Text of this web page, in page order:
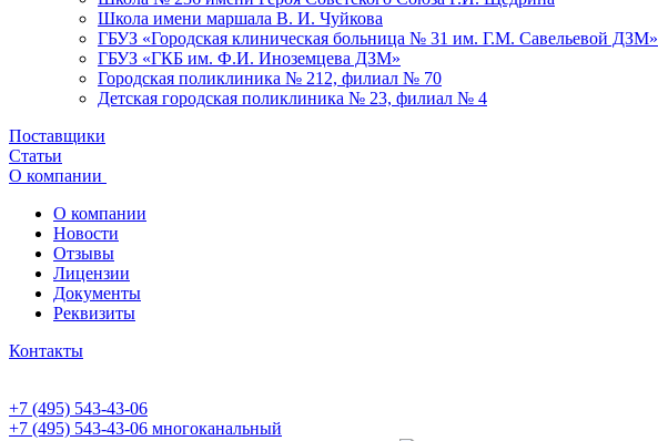
Школа имени маршала В. И. Чуйкова
ГБУЗ «Городская клиническая больница № 31 им. Г.М. Савельевой ДЗМ»
ГБУЗ «ГКБ им. Ф.И. Иноземцева ДЗМ»
Городская поликлиника № 212, филиал № 70
Детская городская поликлиника № 23, филиал № 4
Поставщики
Статьи
О компании
О компании
Новости
Отзывы
Лицензии
Документы
Реквизиты
Контакты
+7 (495) 543-43-06
+7 (495) 543-43-06 многоканальный